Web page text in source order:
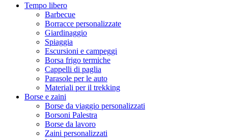
Tempo libero
Barbecue
Borracce personalizzate
Giardinaggio
Spiaggia
Escursioni e campeggi
Borsa frigo termiche
Cappelli di paglia
Parasole per le auto
Materiali per il trekking
Borse e zaini
Borse da viaggio personalizzati
Borsoni Palestra
Borse da lavoro
Zaini personalizzati